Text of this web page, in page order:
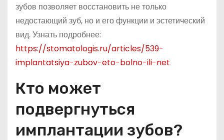
зубов позволяет восстановить не только
недостающий зуб, но и его функции и эстетический
вид. Узнать подробнее:
https://stomatologis.ru/articles/539-
implantatsiya-zubov-eto-bolno-ili-net
Кто может
подвергнуться
имплантации зубов?